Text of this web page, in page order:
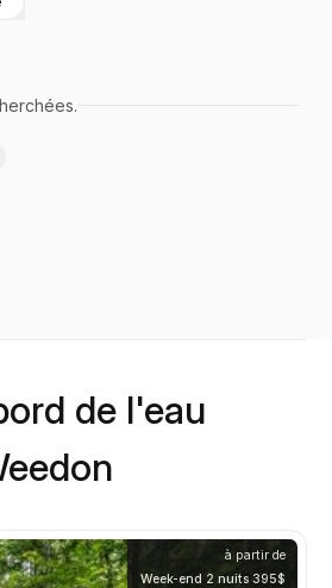
de l'eau
à partir de
Week-end 2 nuits 395$